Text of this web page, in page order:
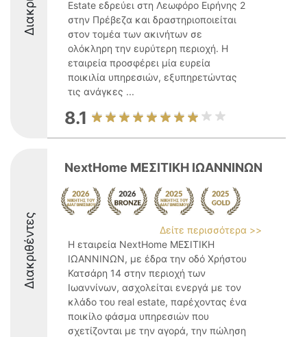
Estate εδρεύει στη Λεωφόρο Ειρήνης 2
στην Πρέβεζα και δραστηριοποιείται
στον τομέα των ακινήτων σε
ολόκληρη την ευρύτερη περιοχή. Η
εταιρεία προσφέρει μία ευρεία
ποικιλία υπηρεσιών, εξυπηρετώντας
τις ανάγκες ...
8.1
Διακριθέντες
NextHome ΜΕΣΙΤΙΚΗ ΙΩΑΝΝΙΝΩΝ
Δείτε περισσότερα >>
Η εταιρεία NextHome ΜΕΣΙΤΙΚΗ
ΙΩΑΝΝΙΝΩΝ, με έδρα την οδό Χρήστου
Κατσάρη 14 στην περιοχή των
Ιωαννίνων, ασχολείται ενεργά με τον
κλάδο του real estate, παρέχοντας ένα
ποικίλο φάσμα υπηρεσιών που
σχετίζονται με την αγορά, την πώληση